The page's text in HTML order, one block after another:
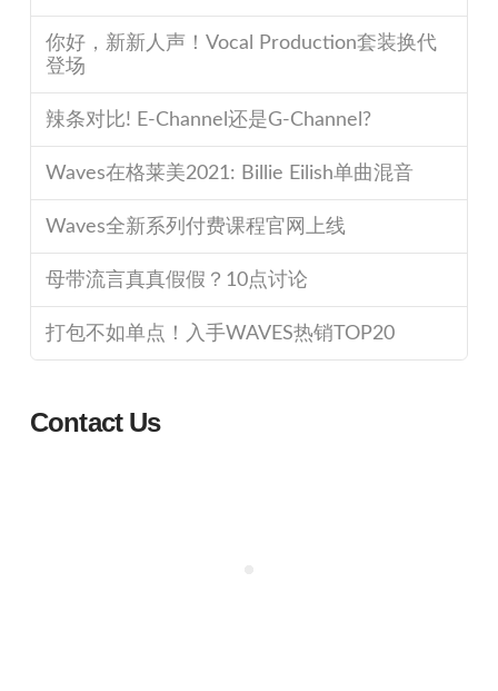
你好，新新人声！Vocal Production套装换代
登场
辣条对比! E-Channel还是G-Channel?
Waves在格莱美2021: Billie Eilish单曲混音
Waves全新系列付费课程官网上线
母带流言真真假假？10点讨论
打包不如单点！入手WAVES热销TOP20
Contact Us